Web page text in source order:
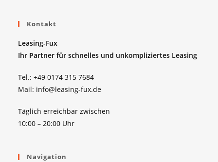
Kontakt
Leasing-Fux
Ihr Partner für schnelles und unkompliziertes Leasing
Tel.: +49 0174 315 7684
Mail: info@leasing-fux.de
Täglich erreichbar zwischen
10:00 – 20:00 Uhr
Navigation